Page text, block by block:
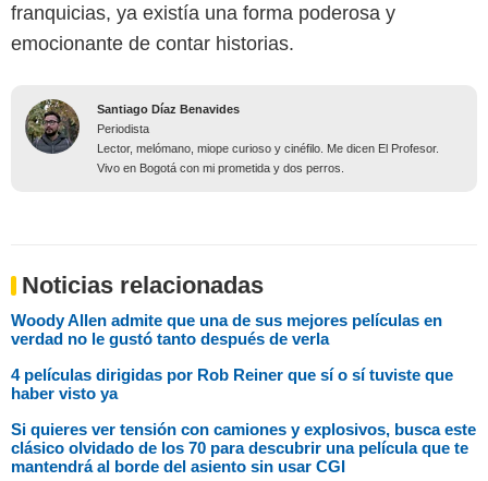
franquicias, ya existía una forma poderosa y
emocionante de contar historias.
Santiago Díaz Benavides
Periodista
Lector, melómano, miope curioso y cinéfilo. Me dicen El Profesor.
Vivo en Bogotá con mi prometida y dos perros.
Noticias relacionadas
Woody Allen admite que una de sus mejores películas en
verdad no le gustó tanto después de verla
4 películas dirigidas por Rob Reiner que sí o sí tuviste que
haber visto ya
Si quieres ver tensión con camiones y explosivos, busca este
clásico olvidado de los 70 para descubrir una película que te
mantendrá al borde del asiento sin usar CGI